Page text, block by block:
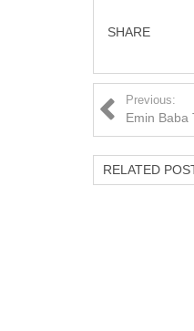
SHARE
Previous:
Emin Baba
RELATED